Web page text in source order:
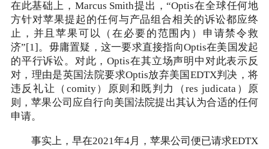
在此基础上，Marcus Smith提出，“Optis在全球任何地
方针对苹果提起的任何与产品组合相关的诉讼都应终
止，并且苹果可以（在必要的范围内）申请禁令救
济”[1]。毋庸置疑，这一要求直接指向Optis在美国发起
的平行诉讼。对此，Optis在其立场声明中对此表示反
对，理由是英国法院要求Optis放弃美国EDTX判决，将
违反礼让（comity）原则和既判力（res judicata）原
则，苹果公司应自行向美国法院提出其认为合适的任何
申请。
事实上，早在2021年4月，苹果公司便已请求EDTX